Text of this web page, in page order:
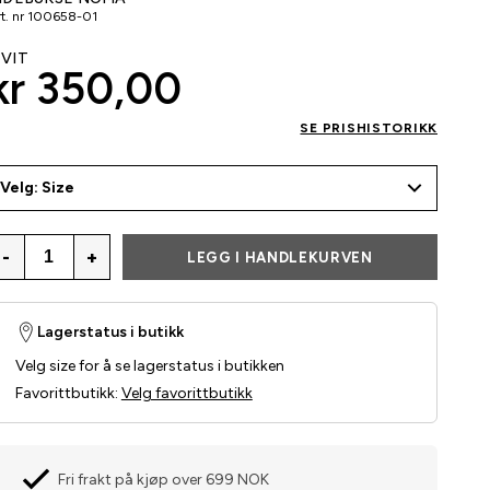
nr 100658-01
350,00
SE PRISHISTORIKK
Velg: Size
- + LEGG I HANDLEKURVEN
Lagerstatus i butikk
Velg size for å se lagerstatus i butikken
Favorittbutikk: Velg favorittbutikk
Fri frakt på kjøp over 699 NOK